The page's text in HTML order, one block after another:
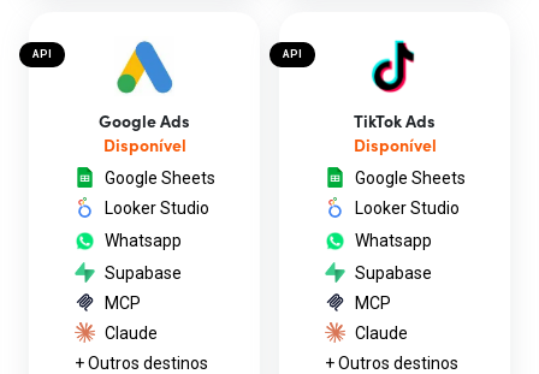
API
Google Ads
Disponível
Google Sheets
Looker Studio
Whatsapp
Supabase
MCP
Claude
+ Outros destinos
API
TikTok Ads
Disponível
Google Sheets
Looker Studio
Whatsapp
Supabase
MCP
Claude
+ Outros destinos